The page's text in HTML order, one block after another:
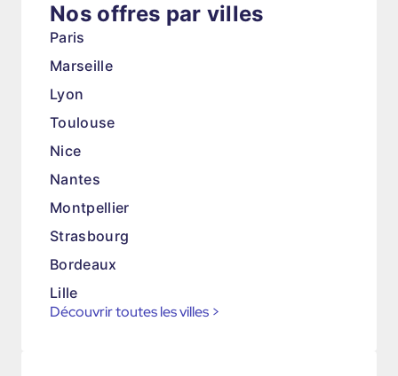
Nos offres par villes
Paris
Marseille
Lyon
Toulouse
Nice
Nantes
Montpellier
Strasbourg
Bordeaux
Lille
Découvrir toutes les villes >